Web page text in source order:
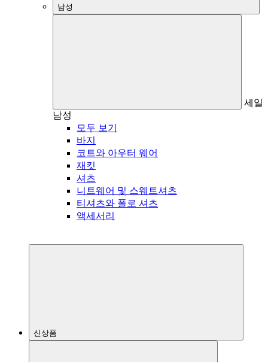
남성
세일
남성
모두 보기
바지
코트와 아우터 웨어
재킷
셔츠
니트웨어 및 스웨트셔츠
티셔츠와 폴로 셔츠
액세서리
신상품